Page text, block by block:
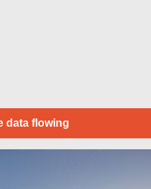
data flowing